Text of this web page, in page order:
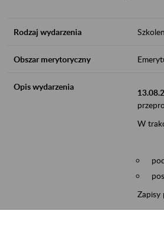
Rodzaj wydarzenia
Obszar merytoryczny
Opis wydarzenia
W
Zapisy